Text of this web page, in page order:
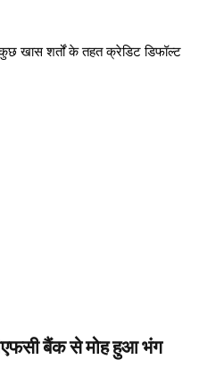
खास शर्तों के तहत क्रेडिट डिफॉल्ट
बैंक से मोह हुआ भंग